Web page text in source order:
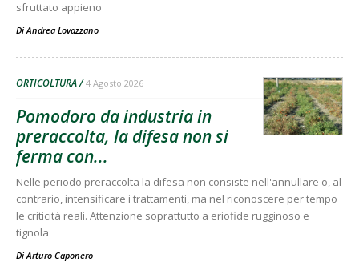
sfruttato appieno
DiAndrea Lovazzano
ORTICOLTURA 4 Agosto 2026
Pomodoro da industria in
preraccolta, la difesa non si
ferma con...
Nelle periodo preraccolta la difesa non consiste nell'annullare o, al
contrario, intensificare i trattamenti, ma nel riconoscere per tempo
le criticità reali. Attenzione soprattutto a eriofide rugginoso e
tignola
DiArturo Caponero